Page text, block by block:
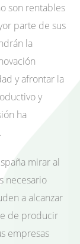
son rentables
parte de sus
la
y afrontar la
y
ha
mirar al
necesario
a alcanzar
de producir
empresas